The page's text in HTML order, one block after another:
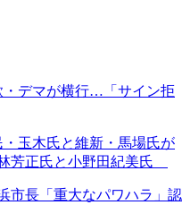
・デマが横行…「サイン拒
・玉木氏と維新・馬場氏が
芳正氏と小野田紀美氏
市長「重大なパワハラ」認